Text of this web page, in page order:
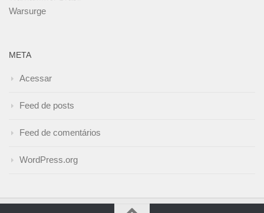
Warsurge
META
Acessar
Feed de posts
Feed de comentários
WordPress.org